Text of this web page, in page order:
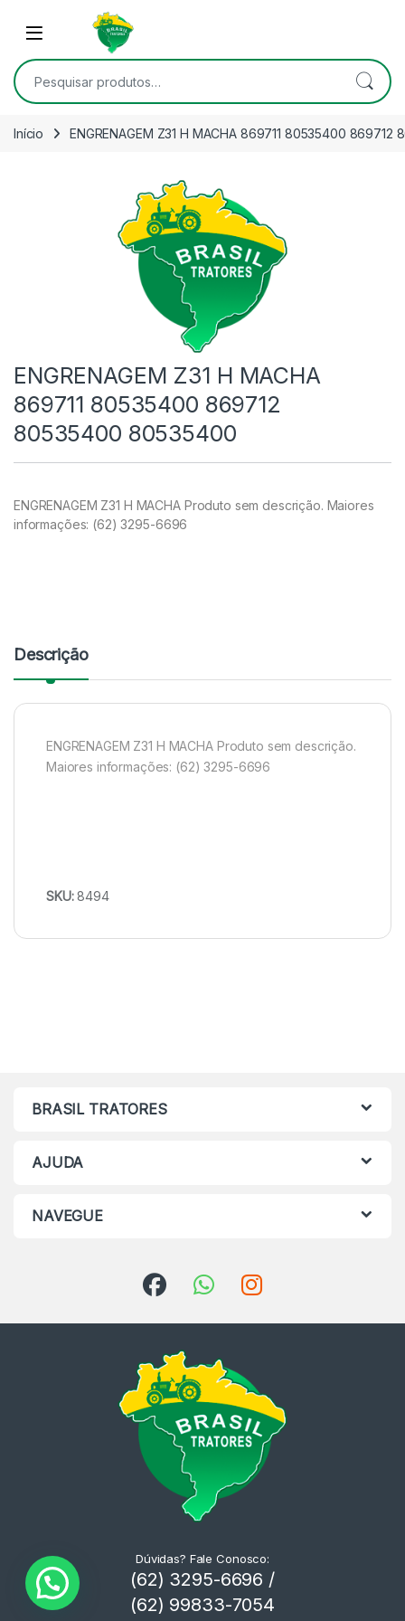
Skip to navigation
Open
Pesquisar por:
Início ENGRENAGEM Z31 H MACHA 869711 80535400
ENGRENAGEM Z31 H MACHA
869711 80535400 869712
80535400 80535400
ENGRENAGEM Z31 H MACHA Produto sem descrição. Maiores
informações: (62) 3295-6696
Descrição
ENGRENAGEM Z31 H MACHA Produto sem descrição.
Maiores informações: (62) 3295-6696
SKU:8494
BRASIL TRATORES
AJUDA
NAVEGUE
Dúvidas? Fale Conosco:
(62) 3295-6696 /
(62) 99833-7054